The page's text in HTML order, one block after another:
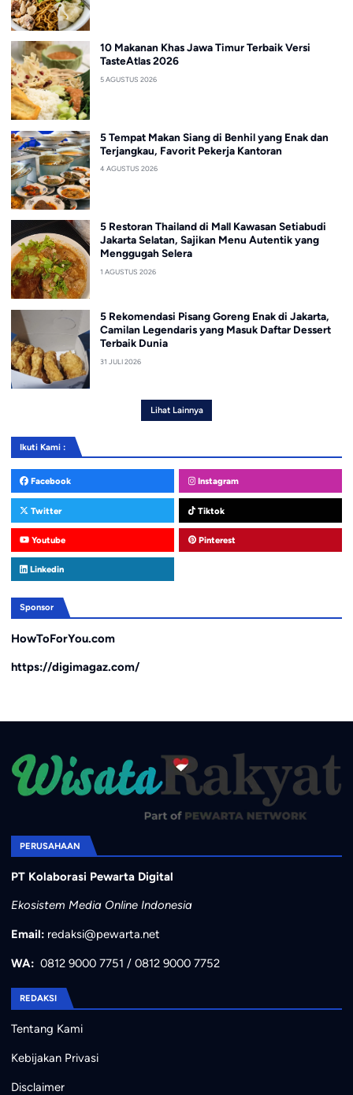
10 Makanan Khas Jawa Timur Terbaik Versi
TasteAtlas 2026
5 AGUSTUS 2026
5 Tempat Makan Siang di Benhil yang Enak dan
Terjangkau, Favorit Pekerja Kantoran
4 AGUSTUS 2026
5 Restoran Thailand di Mall Kawasan Setiabudi
Jakarta Selatan, Sajikan Menu Autentik yang
Menggugah Selera
1 AGUSTUS 2026
5 Rekomendasi Pisang Goreng Enak di Jakarta,
Camilan Legendaris yang Masuk Daftar Dessert
Terbaik Dunia
31 JULI 2026
Lihat Lainnya
Ikuti Kami :
Facebook Instagram
Twitter Tiktok
Youtube Pinterest
Linkedin
Sponsor
HowToForYou.com
https://digimagaz.com/
PERUSAHAAN
PT Kolaborasi Pewarta Digital
Ekosistem Media Online Indonesia
Email: redaksi@pewarta.net
WA: 0812 9000 7751 / 0812 9000 7752
REDAKSI
Tentang Kami
Kebijakan Privasi
Disclaimer